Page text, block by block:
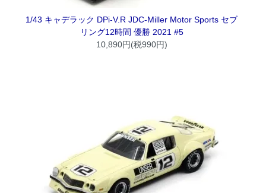
1/43 キャデラック DPi-V.R JDC-Miller Motor Sports セブ
リング12時間 優勝 2021 #5
10,890円(税990円)